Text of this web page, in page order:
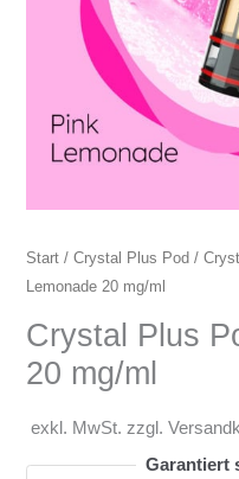
Start /Crystal Plus Pod /
Lemonade 20 mg/ml
Crystal Plus
20 mg/ml
exkl. MwSt. zzgl.
Garantiert